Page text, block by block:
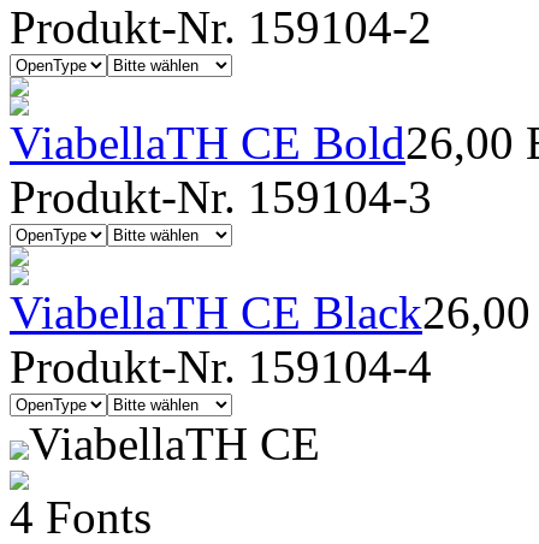
Produkt-Nr. 159104-2
ViabellaTH CE Bold26,00
Produkt-Nr. 159104-3
ViabellaTH CE Black
Produkt-Nr. 159104-4
ViabellaTH CE
4 Fonts